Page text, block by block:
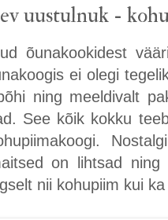
uustulnuk -
õunakookidest
ei olegi
ning meeldivalt
See kõik kokku
on lihtsad ning
nii kohupiim kui